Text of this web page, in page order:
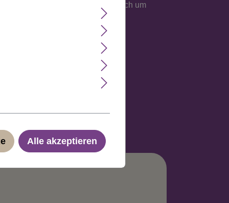
diesen Strähnen handelt es sich um
Alle akzeptieren